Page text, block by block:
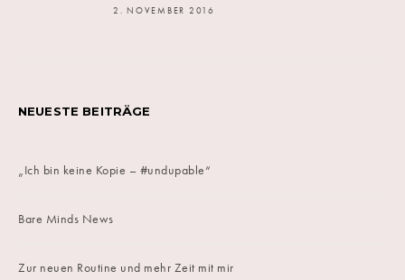
2. NOVEMBER 2016
NEUESTE BEITRÄGE
„Ich bin keine Kopie – #undupable“
Bare Minds News
Zur neuen Routine und mehr Zeit mit mir